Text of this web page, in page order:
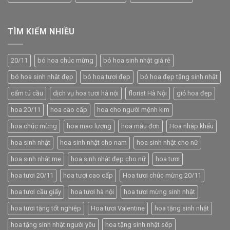
TÌM KIẾM NHIỀU
20/11 bó hoa chúc mừng bó hoa sinh nhật giá rẻ
bó hoa sinh nhật đẹp bó hoa tươi đẹp bó hoa đẹp tặng sinh nhật
cẩm tú cầu dịch vụ hoa tươi hà nội florist Hà Nội giỏ hoa đẹp
hoa 20/11 hoa cao cấp hoa cho người mệnh kim
hoa chúc mừng hoa mao lương hoa mẫu đơn Hoa nhập khẩu
hoa sinh nhật hoa sinh nhật cho nam hoa sinh nhật cho nữ
hoa sinh nhật mẹ hoa sinh nhật đẹp cho nữ hoa tươi
hoa tươi 20/11 hoa tươi cao cấp Hoa tươi chúc mừng 20/11
hoa tươi cầu giấy hoa tươi hà nội hoa tươi mừng sinh nhật
hoa tươi tặng tốt nghiệp Hoa tươi Valentine hoa tặng sinh nhật
hoa tặng sinh nhật người yêu hoa tặng sinh nhật sếp